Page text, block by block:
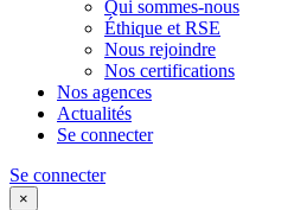
Qui sommes-nous
Éthique et RSE
Nous rejoindre
Nos certifications
Nos agences
Actualités
Se connecter
Se connecter
×